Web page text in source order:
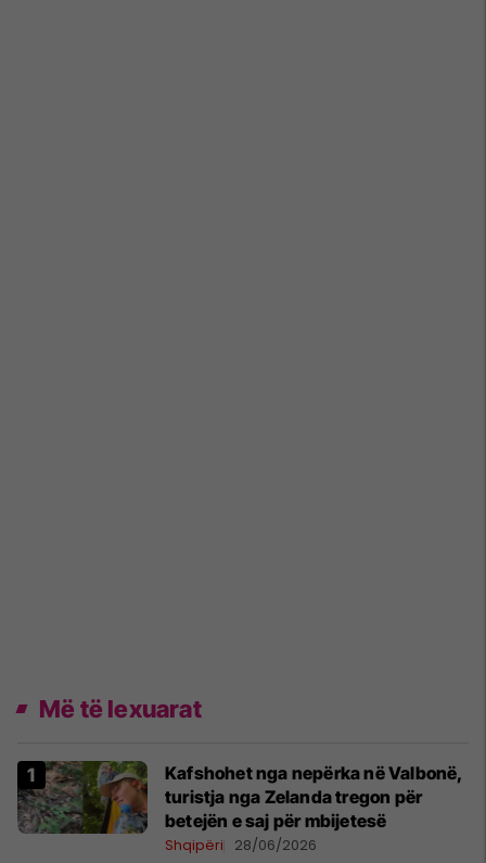
Më të lexuarat
Kafshohet nga nepërka në Valbonë,
turistja nga Zelanda tregon për
betejën e saj për mbijetesë
Shqipëri 28/06/2026